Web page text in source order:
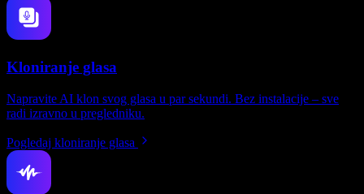
Kloniranje glasa
Napravite AI klon svog glasa u par sekundi. Bez instalacije – sve
radi izravno u pregledniku.
Pogledaj kloniranje glasa